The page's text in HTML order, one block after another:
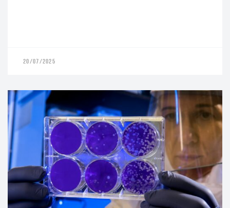
20/07/2025